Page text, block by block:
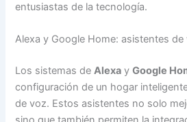
entusiastas de la tecnología.
Alexa y Google Home: asistentes
Los sistemas deAlexa yGoogle
configuración de un hogar
de voz. Estos asistentes no solo